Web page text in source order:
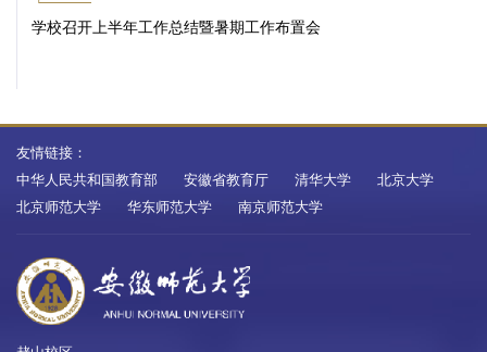
学校召开上半年工作总结暨暑期工作布置会
友情链接：
中华人民共和国教育部
安徽省教育厅 清华大学
北京大学
北京师范大学
华东师范大学 南京师范大学